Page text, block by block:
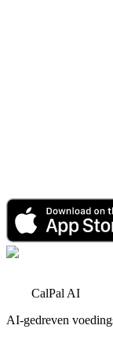
1 jun 2026•4 minuten
CalPal AI
AI-gedreven